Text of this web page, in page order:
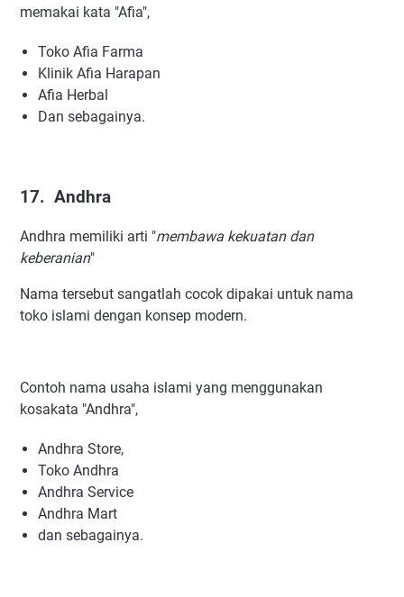
memakai kata "Afia",
Toko Afia Farma
Klinik Afia Harapan
Afia Herbal
Dan sebagainya.
17. Andhra
Andhra memiliki arti "membawa kekuatan dan
keberanian"
Nama tersebut sangatlah cocok dipakai untuk nama
toko islami dengan konsep modern.
Contoh nama usaha islami yang menggunakan
kosakata "Andhra",
Andhra Store,
Toko Andhra
Andhra Service
Andhra Mart
dan sebagainya.